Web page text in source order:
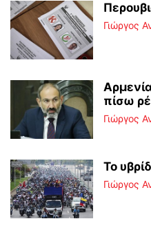
Γιώργος
πίσω
Γιώργος
Το
Γιώργος